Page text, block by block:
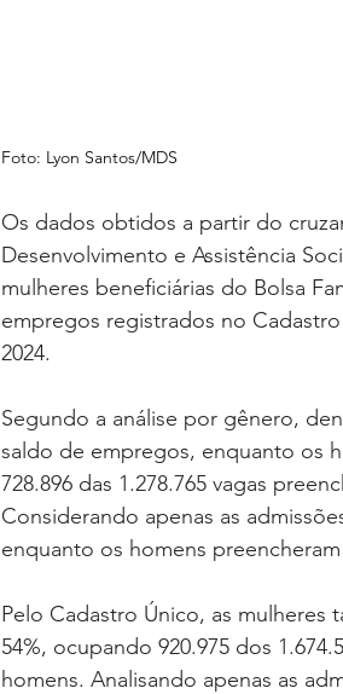
Foto: Lyon Santos/MDS
Os dados obtidos a partir do
Desenvolvimento e Assistência
mulheres beneficiárias do Bolsa
empregos registrados no
2024.
Segundo a análise por gênero,
saldo de empregos, enquanto os
728.896 das 1.278.765 vagas
Considerando apenas as
enquanto os homens preencheram
Pelo Cadastro Único, as
54%, ocupando 920.975 dos
homens. Analisando apenas as